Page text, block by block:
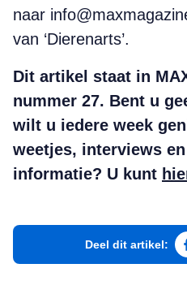
naar
van ‘Dierenarts’.
Dit artikel staat in
nummer 27. Bent u
wilt u iedere week
weetjes, interviews
informatie? U kunt
Deel dit artikel: